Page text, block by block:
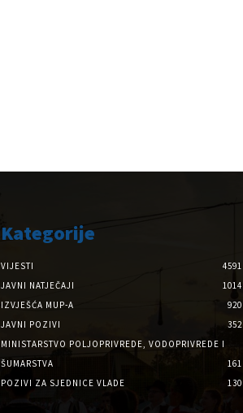
Kategorije
VIJESTI
4591
JAVNI NATJEČAJI
1014
IZVJEŠĆA MUP-A
920
JAVNI POZIVI
352
MINISTARSTVO POLJOPRIVREDE, VODOPRIVREDE I
ŠUMARSTVA
161
POZIVI ZA SJEDNICE VLADE
130